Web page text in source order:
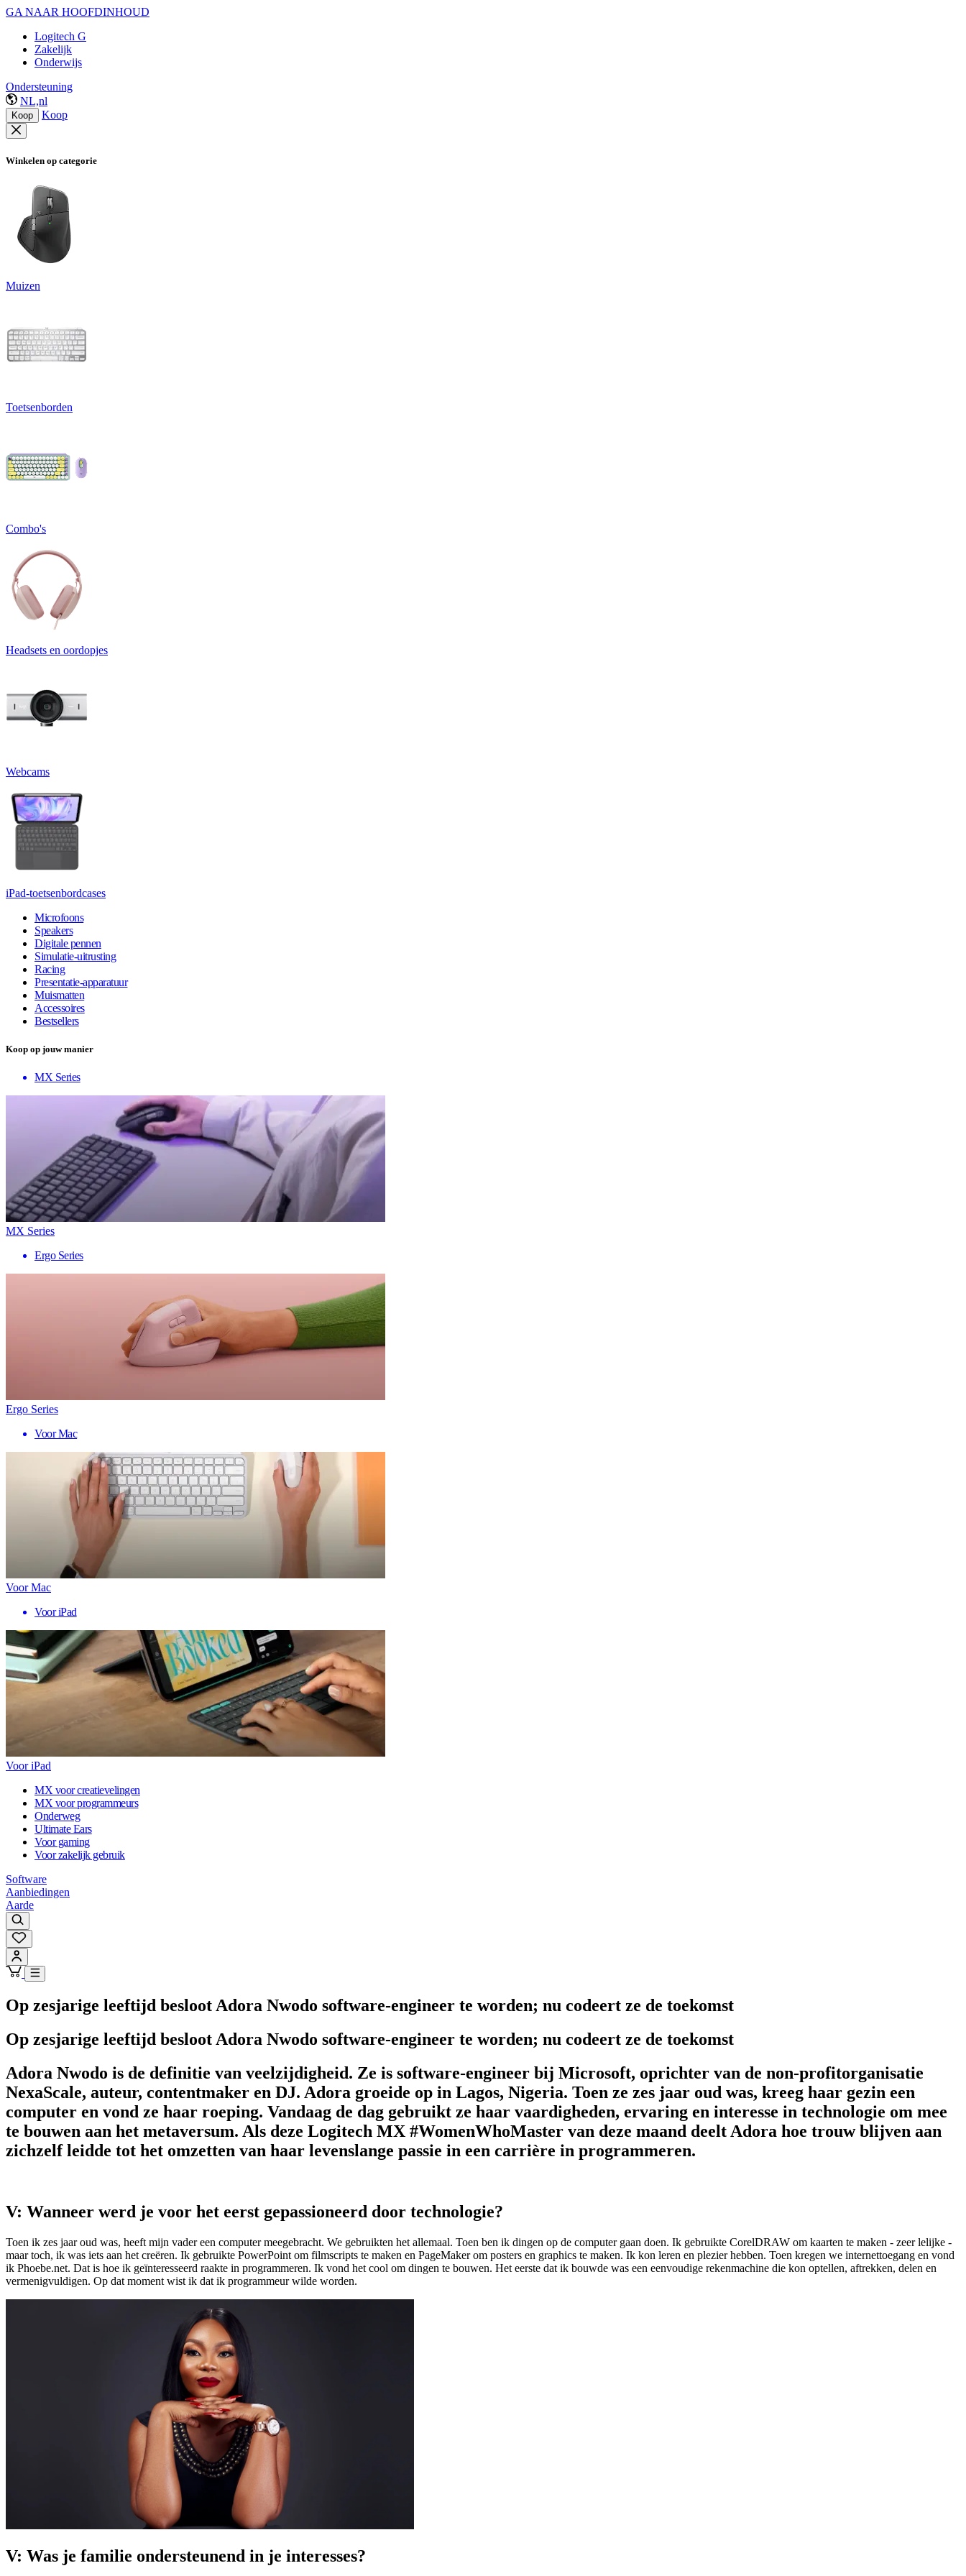
GA NAAR HOOFDINHOUD
Logitech G
Zakelijk
Onderwijs
Ondersteuning
NL,nl
Koop Koop
Winkelen op categorie
Muizen
Toetsenborden
Combo's
Headsets en oordopjes
Webcams
iPad-toetsenbordcases
Microfoons
Speakers
Digitale pennen
Simulatie-uitrusting
Racing
Presentatie-apparatuur
Muismatten
Accessoires
Bestsellers
Koop op jouw manier
MX Series
MX Series
Ergo Series
Ergo Series
Voor Mac
Voor Mac
Voor iPad
Voor iPad
MX voor creatievelingen
MX voor programmeurs
Onderweg
Ultimate Ears
Voor gaming
Voor zakelijk gebruik
Software
Aanbiedingen
Aarde
Op zesjarige leeftijd besloot Adora Nwodo software-engineer te worden; nu codeert ze de toekomst
Op zesjarige leeftijd besloot Adora Nwodo software-engineer te worden; nu codeert ze de toekomst
Adora Nwodo is de definitie van veelzijdigheid. Ze is software-engineer bij Microsoft, oprichter van de non-profitorganisatie
NexaScale, auteur, contentmaker en DJ. Adora groeide op in Lagos, Nigeria. Toen ze zes jaar oud was, kreeg haar gezin een
computer en vond ze haar roeping. Vandaag de dag gebruikt ze haar vaardigheden, ervaring en interesse in technologie om mee
te bouwen aan het metaversum. Als deze Logitech MX #WomenWhoMaster van deze maand deelt Adora hoe trouw blijven aan
zichzelf leidde tot het omzetten van haar levenslange passie in een carrière in programmeren.
V: Wanneer werd je voor het eerst gepassioneerd door technologie?
Toen ik zes jaar oud was, heeft mijn vader een computer meegebracht. We gebruikten het allemaal. Toen ben ik dingen op de computer gaan doen. Ik gebruikte CorelDRAW om kaarten te maken - zeer lelijke -
maar toch, ik was iets aan het creëren. Ik gebruikte PowerPoint om filmscripts te maken en PageMaker om posters en graphics te maken. Ik kon leren en plezier hebben. Toen kregen we internettoegang en vond
ik Phoebe.net. Dat is hoe ik geïnteresseerd raakte in programmeren. Ik vond het cool om dingen te bouwen. Het eerste dat ik bouwde was een eenvoudige rekenmachine die kon optellen, aftrekken, delen en
vermenigvuldigen. Op dat moment wist ik dat ik programmeur wilde worden.
V: Was je familie ondersteunend in je interesses?